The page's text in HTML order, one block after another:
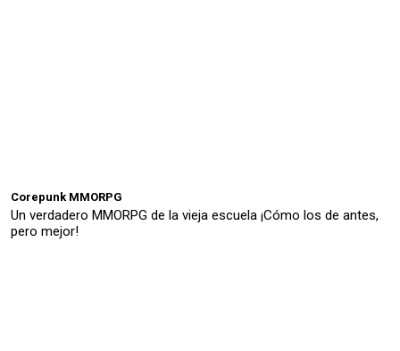
Corepunk MMORPG
Un verdadero MMORPG de la vieja escuela ¡Cómo los de antes,
pero mejor!